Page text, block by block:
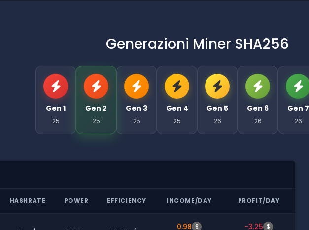
Generazioni Miner SHA256
Gen 1
25
Gen 2
25
Gen 3
25
Gen 4
25
Gen 5
26
Gen 6
26
Gen 7
26
HASHRATE POWER EFFICIENCY INCOME/DAY PROFIT/DAY
0.98 $ -3.25 $